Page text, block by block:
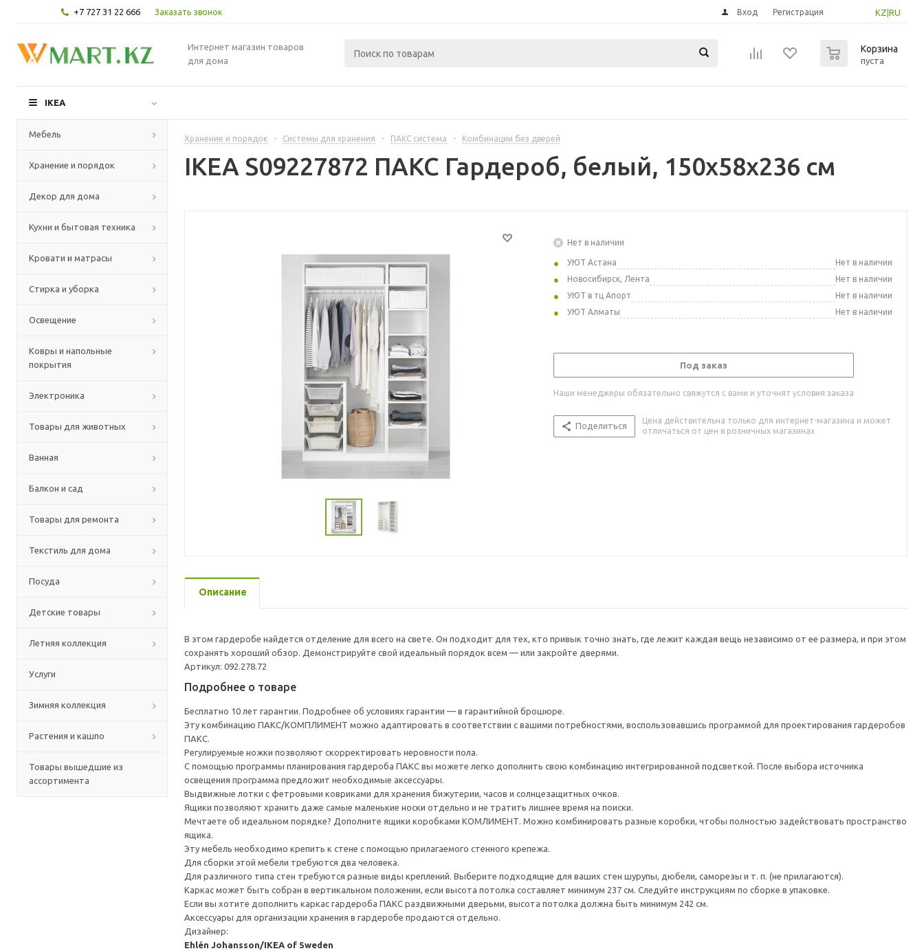
+7 727 31 22 666 Заказать звонок KZ RU
Вход Регистрация
Интернет магазин товаров
для дома
Корзина
пуста
IKEA
Мебель
Хранение и порядок
Декор для дома
Кухни и бытовая техника
Кровати и матрасы
Стирка и уборка
Освещение
Ковры и напольные
покрытия
Электроника
Товары для животных
Ванная
Балкон и сад
Товары для ремонта
Текстиль для дома
Посуда
Детские товары
Летняя коллекция
Услуги
Зимняя коллекция
Растения и кашпо
Товары вышедшие из
ассортимента
Хранение и порядок - Системы для хранения - ПАКС система - Комбинации без дверей
IKEA S09227872 ПАКС Гардероб, белый, 150x58x236 см
Нет в наличии
УЮТ Астана
Нет в наличии
Новосибирск, Лента
Нет в наличии
УЮТ в тц Апорт
Нет в наличии
УЮТ Алматы
Нет в наличии
Под заказ
Наши менеджеры обязательно свяжутся с вами и уточнят условия заказа
Поделиться
Цена действительна только для интернет-магазина и может
отличаться от цен в розничных магазинах
Описание
В этом гардеробе найдется отделение для всего на свете. Он подходит для тех, кто привык точно знать, где лежит каждая вещь независимо от ее размера, и при этом
сохранять хороший обзор. Демонстрируйте свой идеальный порядок всем — или закройте дверями.
Артикул: 092.278.72
Подробнее о товаре
Бесплатно 10 лет гарантии. Подробнее об условиях гарантии — в гарантийной брошюре.
Эту комбинацию ПАКС/КОМПЛИМЕНТ можно адаптировать в соответствии с вашими потребностями, воспользовавшись программой для проектирования гардеробов
ПАКС.
Регулируемые ножки позволяют скорректировать неровности пола.
С помощью программы планирования гардероба ПАКС вы можете легко дополнить свою комбинацию интегрированной подсветкой. После выбора источника
освещения программа предложит необходимые аксессуары.
Выдвижные лотки с фетровыми ковриками для хранения бижутерии, часов и солнцезащитных очков.
Ящики позволяют хранить даже самые маленькие носки отдельно и не тратить лишнее время на поиски.
Мечтаете об идеальном порядке? Дополните ящики коробками КОМЛИМЕНТ. Можно комбинировать разные коробки, чтобы полностью задействовать пространство
ящика.
Эту мебель необходимо крепить к стене с помощью прилагаемого стенного крепежа.
Для сборки этой мебели требуются два человека.
Для различного типа стен требуются разные виды креплений. Выберите подходящие для ваших стен шурупы, дюбели, саморезы и т. п. (не прилагаются).
Каркас может быть собран в вертикальном положении, если высота потолка составляет минимум 237 см. Следуйте инструкциям по сборке в упаковке.
Если вы хотите дополнить каркас гардероба ПАКС раздвижными дверьми, высота потолка должна быть минимум 242 см.
Аксессуары для организации хранения в гардеробе продаются отдельно.
Дизайнер:
Ehlén Johansson/IKEA of Sweden